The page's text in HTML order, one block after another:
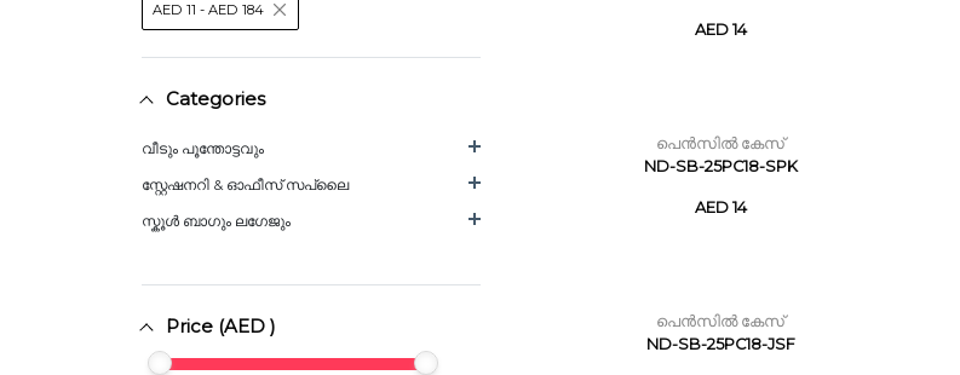
സ്റ്റിക്കർ പോസ്റ്റർ
AED 11 - AED 184
Categories
വീടും പൂന്തോട്ടവും
സ്റ്റേഷനറി & ഓഫീസ് സപ്ലൈ
സ്കൂൾ ബാഗും ലഗേജും
Price (AED )
AED 14
പെൻസിൽ കേസ്
ND-SB-25PC18-SPK
AED 14
പെൻസിൽ കേസ്
ND-SB-25PC18-JSF